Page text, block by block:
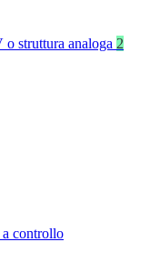
struttura analoga 2
controllo